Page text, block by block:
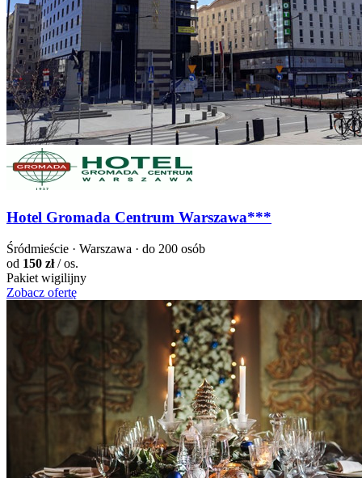
Hotel Gromada Centrum Warszawa***
Śródmieście · Warszawa · do 200 osób
od 150 zł/ os.
Pakiet wigilijny
Zobacz ofertę